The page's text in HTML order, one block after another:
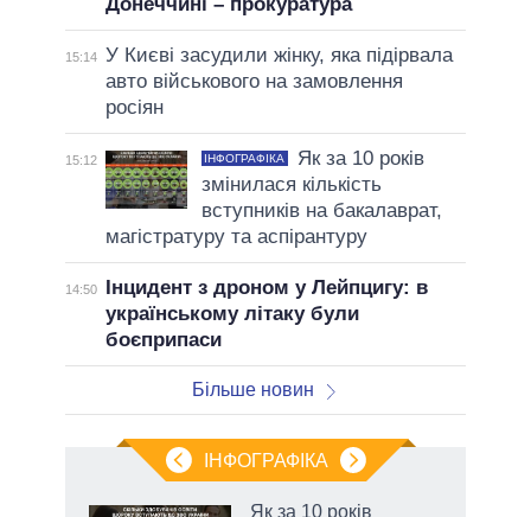
15:14 У Києві засудили жінку, яка підірвала
авто військового на замовлення
росіян
15:12 ІНФОГРАФІКА
Як за 10 років
змінилася кількість
вступників на бакалаврат,
магістратуру та аспірантуру
14:50
Інцидент з дроном у Лейпцигу: в
українському літаку були
боєприпаси
Більше новин
ІНФОГРАФІКА
Як за 10 років